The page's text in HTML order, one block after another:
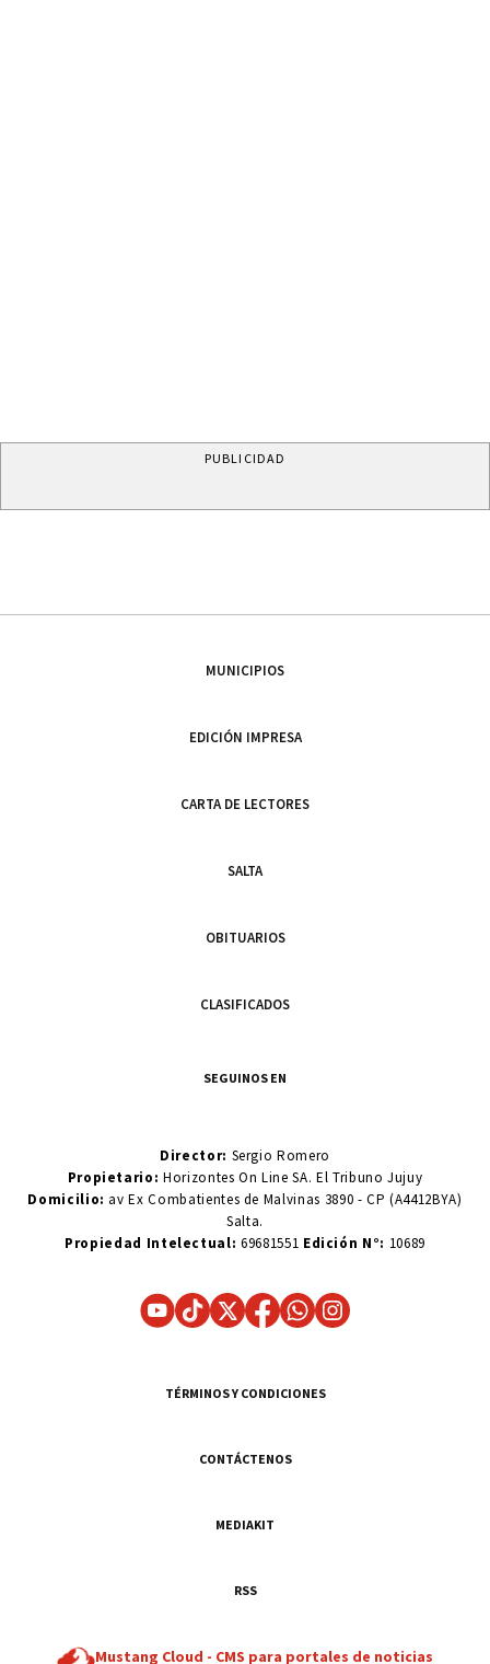
PUBLICIDAD
MUNICIPIOS
EDICIÓN IMPRESA
CARTA DE LECTORES
SALTA
OBITUARIOS
CLASIFICADOS
SEGUINOS EN
Director: Sergio Romero
Propietario:Horizontes On Line SA. El Tribuno Jujuy
Domicilio: av Ex Combatientes de Malvinas 3890 - CP (A4412BYA)
Salta.
Propiedad Intelectual: 69681551 Edición N°: 10689
TÉRMINOS Y CONDICIONES
CONTÁCTENOS
MEDIAKIT
RSS
Mustang Cloud - CMS para portales de noticias